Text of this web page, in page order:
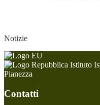
Notizie
Istituto
Pianezza
Contatti